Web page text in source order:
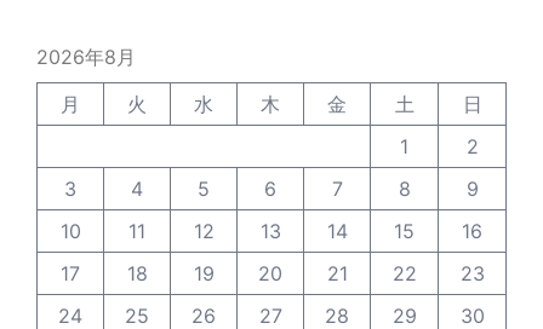
2026年8月
月
火 水 木 金 土
日
1
2
3
4 5 6 7 8
9
10
11 12 13 14 15
16
17
18 19 20 21 22
23
24
25 26 27 28 29
30